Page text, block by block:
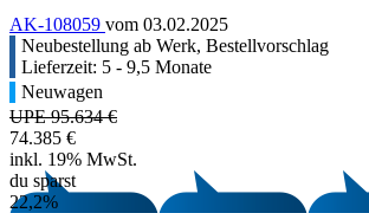
AK-108059 vom 03.02.2025
Neubestellung ab Werk, Bestellvorschlag
Lieferzeit: 5 - 9,5 Monate
Neuwagen
UPE 95.634 €
74.385 €
inkl. 19% MwSt.
du sparst
22,2%